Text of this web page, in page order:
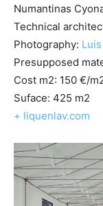
Numantinas
Technical
Photography:
Presupposed
Cost m2: 150 €/
Suface: 425 m2
+ liquenlav.com